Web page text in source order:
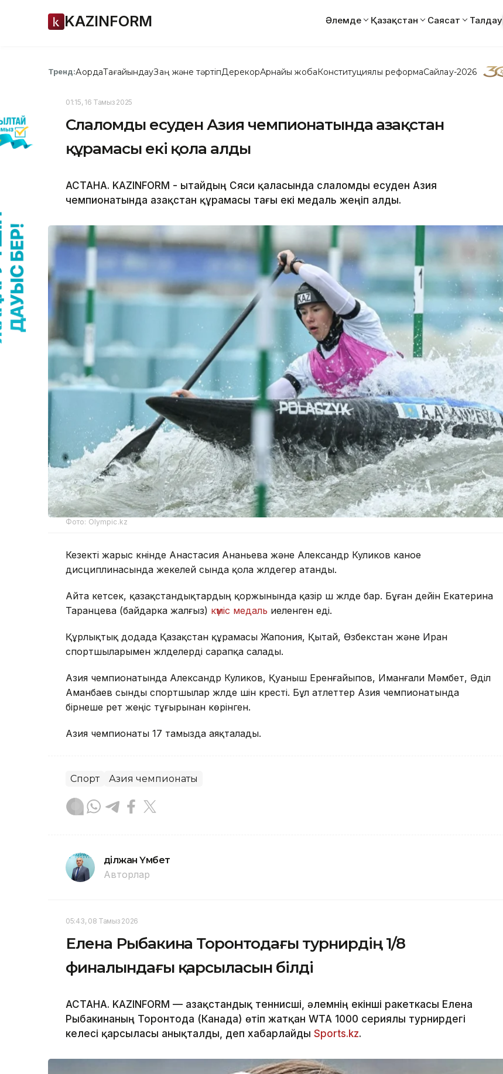
KAZINFORM Әлемде Қазақстан Саясат Талдау
Тренд:АқордаТағайындауЗаң және тәртіпДерекқорАрнайы жобаКонституциялық реформаСайлау-2026
01:15, 16 Тамыз 2025
Слаломды есуден Азия чемпионатында Қазақстан
құрамасы екі қола алды
АСТАНА. KAZINFORM - Қытайдың Сяси қаласында слаломды есуден Азия
чемпионатында Қазақстан құрамасы тағы екі медаль жеңіп алды.
Фото: Olympic.kz
Кезекті жарыс күнінде Анастасия Ананьева және Александр Куликов каное
дисциплинасында жекелей сында қола жүлдегер атанды.
Айта кетсек, қазақстандықтардың қоржынында қазір үш жүлде бар. Бұған дейін Екатерина
Таранцева (байдарка жалғыз) күміс медаль иеленген еді.
Құрлықтық додада Қазақстан құрамасы Жапония, Қытай, Өзбекстан және Иран
спортшыларымен жүлделерді сарапқа салады.
Азия чемпионатында Александр Куликов, Қуаныш Еренғайыпов, Иманғали Мәмбет, Әділ
Аманбаев сынды спортшылар жүлде үшін күресті. Бұл атлеттер Азия чемпионатында
бірнеше рет жеңіс тұғырынан көрінген.
Азия чемпионаты 17 тамызда аяқталады.
Спорт Азия чемпионаты
Әділжан Үмбет
Авторлар
05:43, 08 Тамыз 2026
Елена Рыбакина Торонтодағы турнирдің 1/8
финалындағы қарсыласын білді
АСТАНА. KAZINFORM — Қазақстандық теннисші, әлемнің екінші ракеткасы Елена
Рыбакинаның Торонтода (Канада) өтіп жатқан WTA 1000 сериялы турнирдегі
келесі қарсыласы анықталды, деп хабарлайды Sports.kz.